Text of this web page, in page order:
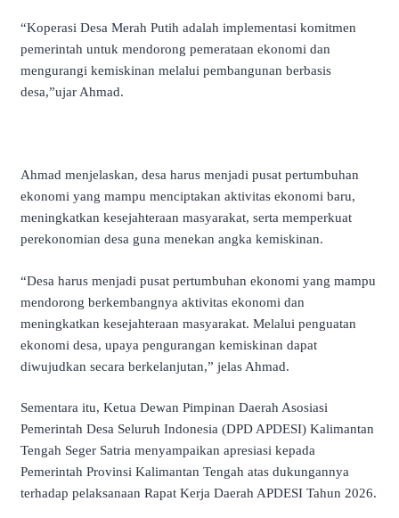
“Koperasi Desa Merah Putih adalah implementasi komitmen
pemerintah untuk mendorong pemerataan ekonomi dan
mengurangi kemiskinan melalui pembangunan berbasis
desa,”ujar Ahmad.
Ahmad menjelaskan, desa harus menjadi pusat pertumbuhan
ekonomi yang mampu menciptakan aktivitas ekonomi baru,
meningkatkan kesejahteraan masyarakat, serta memperkuat
perekonomian desa guna menekan angka kemiskinan.
“Desa harus menjadi pusat pertumbuhan ekonomi yang mampu
mendorong berkembangnya aktivitas ekonomi dan
meningkatkan kesejahteraan masyarakat. Melalui penguatan
ekonomi desa, upaya pengurangan kemiskinan dapat
diwujudkan secara berkelanjutan,” jelas Ahmad.
Sementara itu, Ketua Dewan Pimpinan Daerah Asosiasi
Pemerintah Desa Seluruh Indonesia (DPD APDESI) Kalimantan
Tengah Seger Satria menyampaikan apresiasi kepada
Pemerintah Provinsi Kalimantan Tengah atas dukungannya
terhadap pelaksanaan Rapat Kerja Daerah APDESI Tahun 2026.